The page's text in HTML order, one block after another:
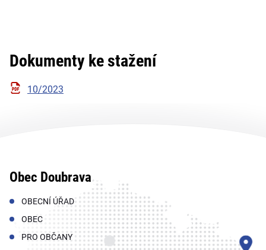
Dokumenty ke stažení
10/2023
Obec Doubrava
OBECNÍ ÚŘAD
OBEC
PRO OBČANY